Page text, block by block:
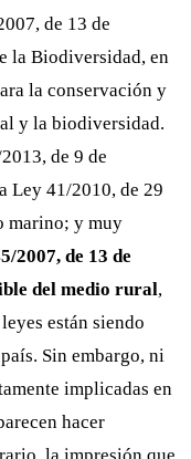
de 13 de
la Biodiversidad, en
la conservación y
y la biodiversidad.
de 9 de
Ley 41/2010, de 29
marino; y muy
2007, de 13 de
del medio rural,
están siendo
Sin embargo, ni
implicadas en
hacer